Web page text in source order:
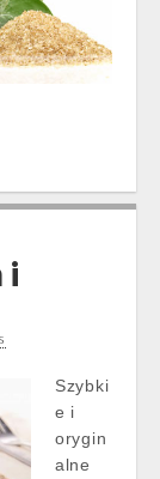
i
Szybki
e i
orygin
alne